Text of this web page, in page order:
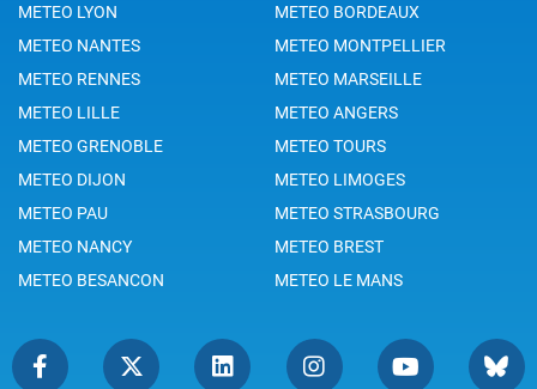
METEO LYON
METEO BORDEAUX
METEO NANTES
METEO MONTPELLIER
METEO RENNES
METEO MARSEILLE
METEO LILLE
METEO ANGERS
METEO GRENOBLE
METEO TOURS
METEO DIJON
METEO LIMOGES
METEO PAU
METEO STRASBOURG
METEO NANCY
METEO BREST
METEO BESANCON
METEO LE MANS